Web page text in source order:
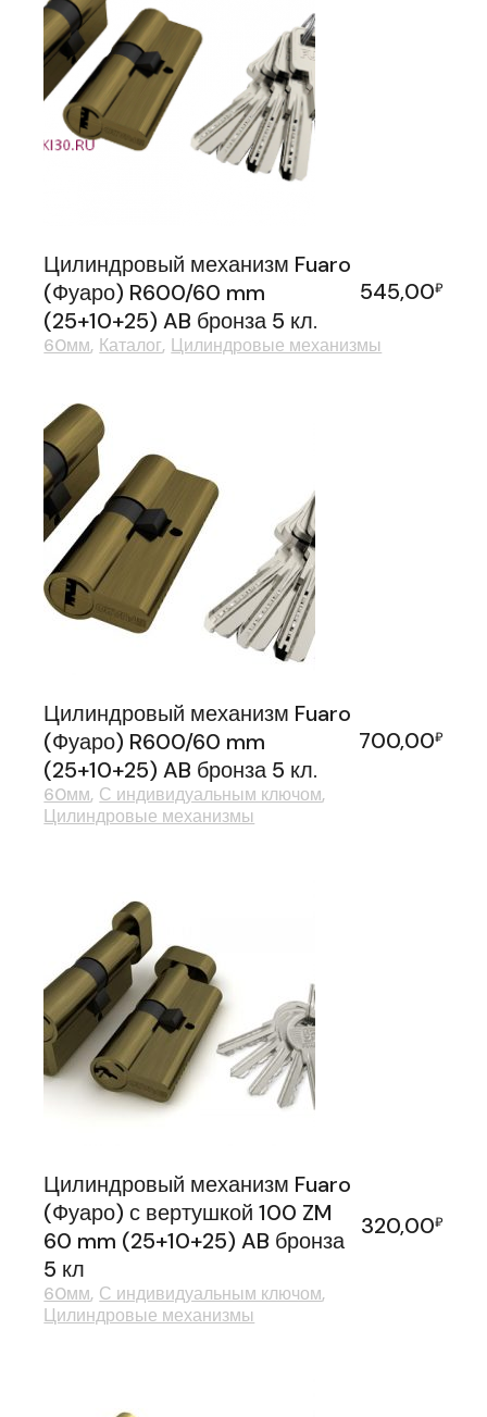
Цилиндровый механизм Fuaro
(Фуаро) R600/60 mm
(25+10+25) AB бронза 5 кл.
545,00₽
60мм Каталог Цилиндровые механизмы
Цилиндровый механизм Fuaro
(Фуаро) R600/60 mm
(25+10+25) AB бронза 5 кл.
700,00₽
60мм С индивидуальным ключом
Цилиндровые механизмы
Цилиндровый механизм Fuaro
(Фуаро) с вертушкой 100 ZM
60 mm (25+10+25) AB бронза
5 кл
320,00₽
60мм С индивидуальным ключом
Цилиндровые механизмы